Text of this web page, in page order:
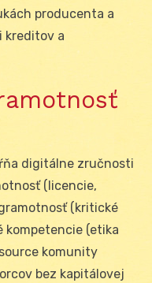
producenta a
kreditov a
digitálne zručnosti
(licencie,
(kritické
kompetencie (etika
komunity
bez kapitálovej